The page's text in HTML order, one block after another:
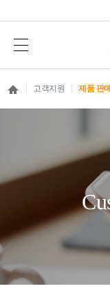
고객지원 제품 판